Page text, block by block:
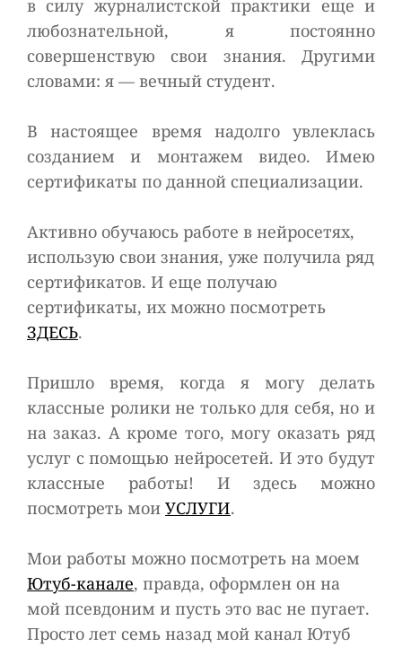
в силу журналистской практики еще и
любознательной, я постоянно
совершенствую свои знания. Другими
словами: я — вечный студент.
В настоящее время надолго увлеклась
созданием и монтажем видео. Имею
сертификаты по данной специализации.
Активно обучаюсь работе в нейросетях,
использую свои знания, уже получила ряд
сертификатов. И еще получаю
сертификаты, их можно посмотреть
ЗДЕСЬ.
Пришло время, когда я могу делать
классные ролики не только для себя, но и
на заказ. А кроме того, могу оказать ряд
услуг с помощью нейросетей. И это будут
классные работы! И здесь можно
посмотреть мои УСЛУГИ.
Мои работы можно посмотреть на моем
Ютуб-канале, правда, оформлен он на
мой псевдоним и пусть это вас не пугает.
Просто лет семь назад мой канал Ютуб